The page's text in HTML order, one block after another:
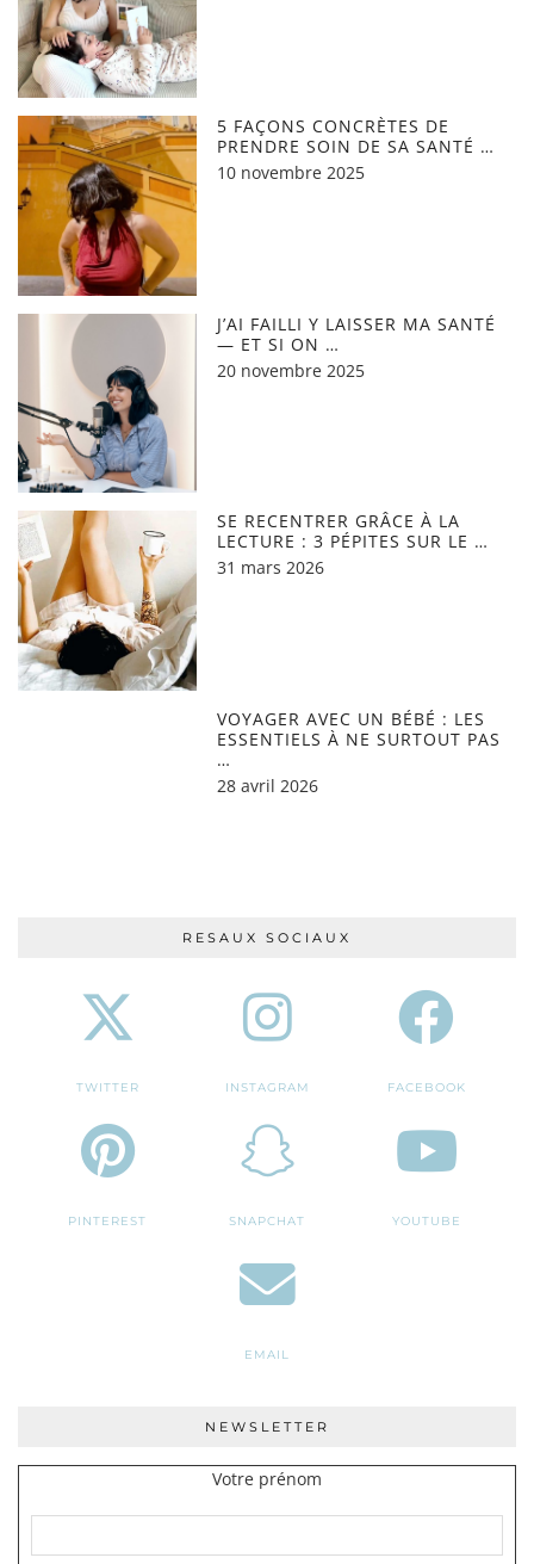
5 FAÇONS CONCRÈTES DE
PRENDRE SOIN DE SA SANTÉ …
10 novembre 2025
J’AI FAILLI Y LAISSER MA SANTÉ
— ET SI ON …
20 novembre 2025
SE RECENTRER GRÂCE À LA
LECTURE : 3 PÉPITES SUR LE …
31 mars 2026
VOYAGER AVEC UN BÉBÉ : LES
ESSENTIELS À NE SURTOUT PAS
…
28 avril 2026
RESAUX SOCIAUX
TWITTER INSTAGRAM FACEBOOK
PINTEREST SNAPCHAT YOUTUBE
EMAIL
NEWSLETTER
Votre prénom